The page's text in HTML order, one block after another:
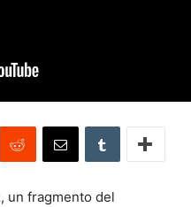
un fragmento del